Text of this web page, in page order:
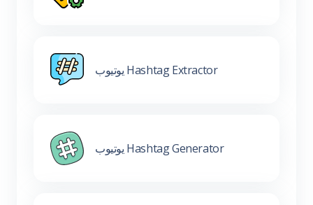
يوتيوب Hashtag Extractor
يوتيوب Hashtag Generator